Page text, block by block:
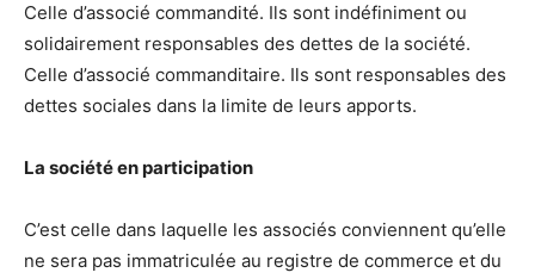
Celle d’associé commandité. Ils sont indéfiniment ou
solidairement responsables des dettes de la société.
Celle d’associé commanditaire. Ils sont responsables des
dettes sociales dans la limite de leurs apports.
La société en participation
C’est celle dans laquelle les associés conviennent qu’elle
ne sera pas immatriculée au registre de commerce et du